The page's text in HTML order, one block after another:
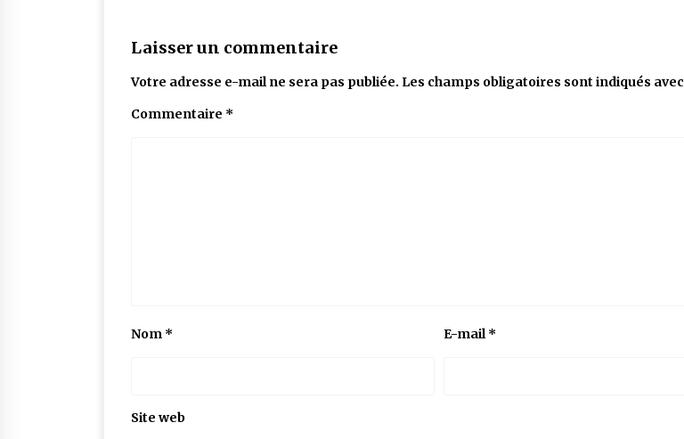
Laisser un commentaire
Votre adresse e-mail ne sera pas publiée. Les champs obligatoires sont indiqués avec
Commentaire *
Nom * E-mail*
Site web